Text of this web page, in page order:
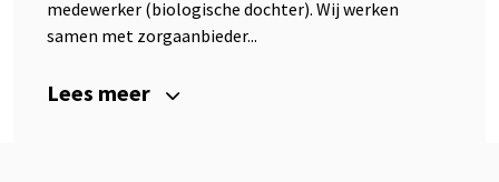
medewerker (biologische dochter). Wij werken
samen met zorgaanbieder...
Lees meer